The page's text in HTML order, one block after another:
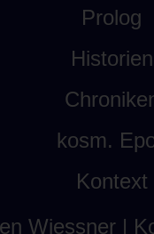
Prolog
Historien
kosm.
Kontext
Wiessner |